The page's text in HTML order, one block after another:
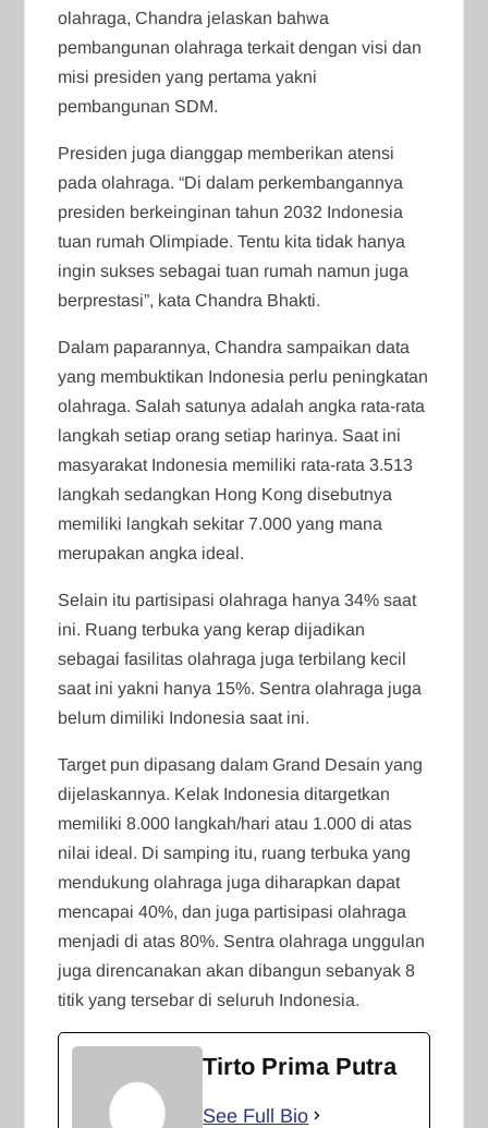
olahraga, Chandra jelaskan bahwa
pembangunan olahraga terkait dengan visi dan
misi presiden yang pertama yakni
pembangunan SDM.
Presiden juga dianggap memberikan atensi
pada olahraga. “Di dalam perkembangannya
presiden berkeinginan tahun 2032 Indonesia
tuan rumah Olimpiade. Tentu kita tidak hanya
ingin sukses sebagai tuan rumah namun juga
berprestasi”, kata Chandra Bhakti.
Dalam paparannya, Chandra sampaikan data
yang membuktikan Indonesia perlu peningkatan
olahraga. Salah satunya adalah angka rata-rata
langkah setiap orang setiap harinya. Saat ini
masyarakat Indonesia memiliki rata-rata 3.513
langkah sedangkan Hong Kong disebutnya
memiliki langkah sekitar 7.000 yang mana
merupakan angka ideal.
Selain itu partisipasi olahraga hanya 34% saat
ini. Ruang terbuka yang kerap dijadikan
sebagai fasilitas olahraga juga terbilang kecil
saat ini yakni hanya 15%. Sentra olahraga juga
belum dimiliki Indonesia saat ini.
Target pun dipasang dalam Grand Desain yang
dijelaskannya. Kelak Indonesia ditargetkan
memiliki 8.000 langkah/hari atau 1.000 di atas
nilai ideal. Di samping itu, ruang terbuka yang
mendukung olahraga juga diharapkan dapat
mencapai 40%, dan juga partisipasi olahraga
menjadi di atas 80%. Sentra olahraga unggulan
juga direncanakan akan dibangun sebanyak 8
titik yang tersebar di seluruh Indonesia.
Tirto Prima Putra
See Full Bio